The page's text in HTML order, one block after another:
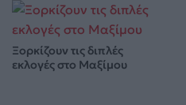
Ξορκίζουν τις διπλές
εκλογές στο Μαξίμου